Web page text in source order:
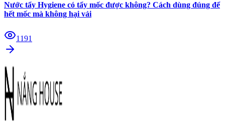
Nước tẩy Hygiene có tẩy mốc được không? Cách dùng đúng để
hết mốc mà không hại vải
1191